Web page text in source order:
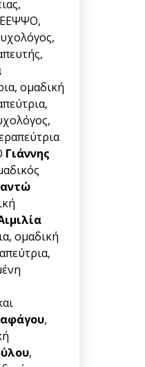
ΕΕΨΨΟ,
ομαδική
Γιάννης
ομαδική
,
,